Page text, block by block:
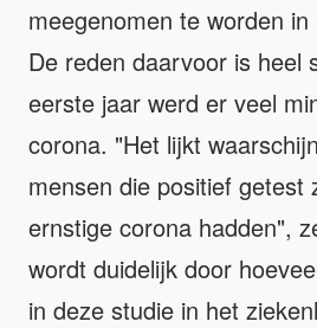
meegenomen te worden
De reden daarvoor is heel
eerste jaar werd er veel
corona. "Het lijkt
mensen die positief getest
ernstige corona hadden",
wordt duidelijk door
in deze studie in het